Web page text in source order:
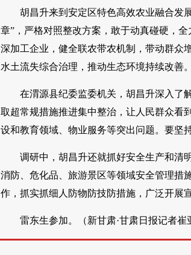
胡昌升来到安定区特色高效农业融合发
章”，严格对照整改方案，敢于动真碰硬，
深加工企业，健全联农带农机制，带动群众
水土流失综合治理，推动生态环境持续改善。
在渭源县纪委监委机关，胡昌升深入了
取超常规措施推进集中整治，让人民群众看
设和教育领域、物业服务等突出问题。要坚
调研中，胡昌升还就抓好安全生产和清
消防、危化品、旅游景区等领域安全管理措
作，抓实抓细人防物防技防措施，广泛开展
雷东生参加。（新甘肃·甘肃日报记者崔